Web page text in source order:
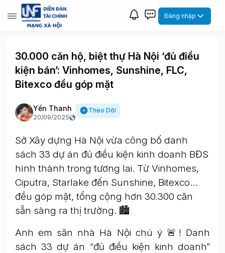
Đăng nhập
30.000 căn hộ, biệt thự Hà Nội ‘đủ điều
kiện bán’: Vinhomes, Sunshine, FLC,
Bitexco đều góp mặt
Yến Thanh
20/09/2025
Theo Dõi
Sở Xây dựng Hà Nội vừa công bố danh
sách 33 dự án đủ điều kiện kinh doanh BĐS
hình thành trong tương lai. Từ Vinhomes,
Ciputra, Starlake đến Sunshine, Bitexco…
đều góp mặt, tổng cộng hơn 30.300 căn
sẵn sàng ra thị trường. 🏙️
Anh em săn nhà Hà Nội chú ý 🚨! Danh
sách 33 dự án “đủ điều kiện kinh doanh”